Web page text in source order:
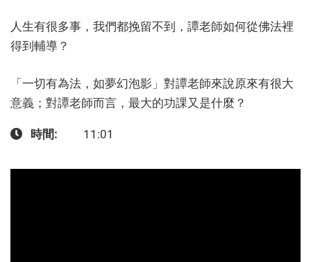
人生有很多事，我們都挽留不到，譚老師如何從佛法裡
得到輔導？
「一切有為法，如夢幻泡影」對譚老師來說原來有很大
意義；對譚老師而言，最大的功課又是什麼？
時間 11:01